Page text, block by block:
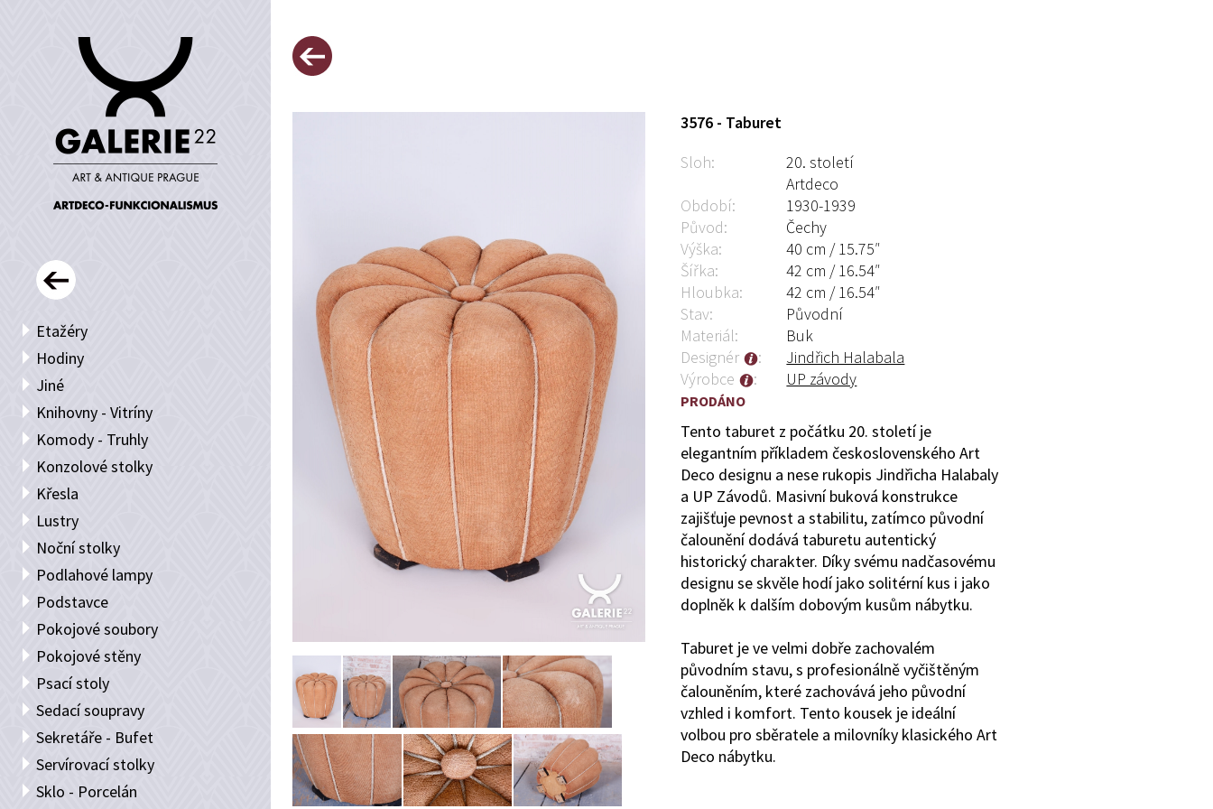
Etažéry
Hodiny
Jiné
Knihovny - Vitríny
Komody - Truhly
Konzolové stolky
Křesla
Lustry
Noční stolky
Podlahové lampy
Podstavce
Pokojové soubory
Pokojové stěny
Psací stoly
Sedací soupravy
Sekretáře - Bufet
Servírovací stolky
Sklo - Porcelán
3576 - Taburet
Sloh:
20. století
Artdeco
Období:
1930-1939
Původ:
Čechy
Výška:
40 cm / 15.75″
Šířka:
42 cm / 16.54″
Hloubka:
42 cm / 16.54″
Stav:
Původní
Materiál:
Buk
Designér
:
Jindřich Halabala
Výrobce
: UP závody
PRODÁNO
Tento taburet z počátku 20. století je
elegantním příkladem československého Art
Deco designu a nese rukopis Jindřicha Halabaly
a UP Závodů. Masivní buková konstrukce
zajišťuje pevnost a stabilitu, zatímco původní
čalounění dodává taburetu autentický
historický charakter. Díky svému nadčasovému
designu se skvěle hodí jako solitérní kus i jako
doplněk k dalším dobovým kusům nábytku.
Taburet je ve velmi dobře zachovalém
původním stavu, s profesionálně vyčištěným
čalouněním, které zachovává jeho původní
vzhled i komfort. Tento kousek je ideální
volbou pro sběratele a milovníky klasického Art
Deco nábytku.